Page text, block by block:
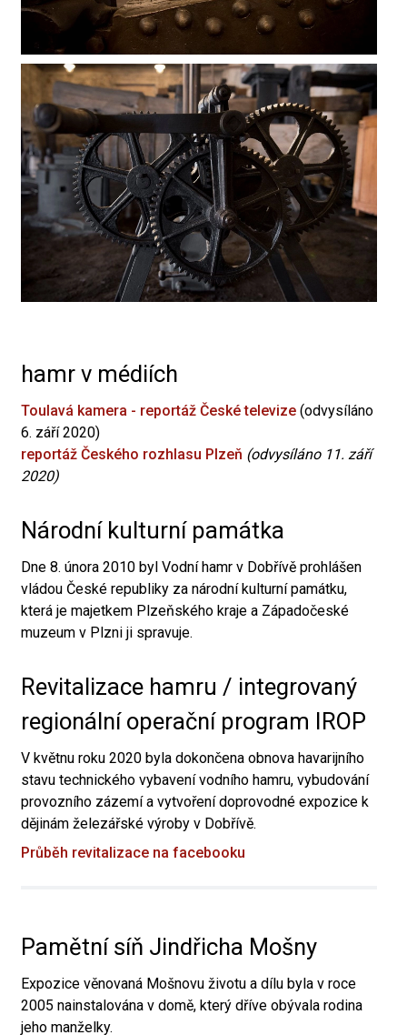
hamr v médiích
Toulavá kamera - reportáž České televize (odvysíláno
6. září 2020)
reportáž Českého rozhlasu Plzeň (odvysíláno 11. září
2020)
Národní kulturní památka
Dne 8. února 2010 byl Vodní hamr v Dobřívě prohlášen
vládou České republiky za národní kulturní památku,
která je majetkem Plzeňského kraje a Západočeské
muzeum v Plzni ji spravuje.
Revitalizace hamru / integrovaný
regionální operační program IROP
V květnu roku 2020 byla dokončena obnova havarijního
stavu technického vybavení vodního hamru, vybudování
provozního zázemí a vytvoření doprovodné expozice k
dějinám železářské výroby v Dobřívě.
Průběh revitalizace na facebooku
Pamětní síň Jindřicha Mošny
Expozice věnovaná Mošnovu životu a dílu byla v roce
2005 nainstalována v domě, který dříve obývala rodina
jeho manželky.